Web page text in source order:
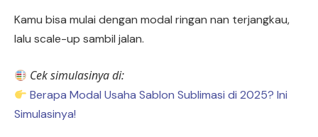
Kamu bisa mulai dengan modal ringan nan terjangkau,
lalu scale-up sambil jalan.
Cek simulasinya di:
Berapa Modal Usaha Sablon Sublimasi di 2025? Ini
Simulasinya!